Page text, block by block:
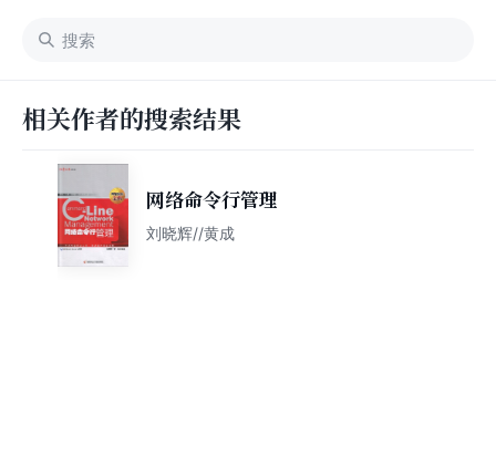
相关作者的搜索结果
网络命令行管理
刘晓辉//黄成